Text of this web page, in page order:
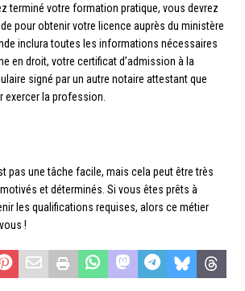
terminé votre formation pratique, vous devrez
pour obtenir votre licence auprès du ministère
inclura toutes les informations nécessaires
en droit, votre certificat d’admission à la
signé par un autre notaire attestant que
exercer la profession.
pas une tâche facile, mais cela peut être très
et déterminés. Si vous êtes prêts à
les qualifications requises, alors ce métier
!